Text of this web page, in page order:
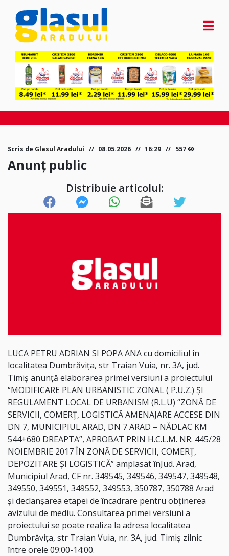
Scris de Glasul Aradului 08.05.2026 16:29 557
Anunț public
Distribuie articolul:
LUCA PETRU ADRIAN SI POPA ANAcu domiciliul în
localitatea Dumbrăvița, str Traian Vuia, nr. 3A, jud.
Timiș anunţă elaborarea primei versiuni a proiectului
“MODIFICARE PLAN URBANISTIC ZONAL ( P.U.Z.) ȘI
REGULAMENT LOCAL DE URBANISM (R.L.U) “ZONĂ DE
SERVICII, COMERȚ, LOGISTICĂ AMENAJARE ACCESE DIN
DN 7, MUNICIPIUL ARAD, DN 7 ARAD – NĂDLAC KM
544+680 DREAPTA”, APROBAT PRIN H.C.L.M. NR. 445/28
NOIEMBRIE 2017 ÎN ZONĂ DE SERVICII, COMERȚ,
DEPOZITARE ȘI LOGISTICĂ”amplasat înJud. Arad,
Municipiul Arad, CF nr. 349545, 349546, 349547, 349548,
349550, 349551, 349552, 349553, 350787, 350788 Arad
şi declanşarea etapei de încadrare pentru obţinerea
avizului de mediu. Consultarea primei versiuni a
proiectului se poate realiza la adresa localitatea
Dumbrăvița, str Traian Vuia, nr. 3A, jud. Timiș zilnic
între orele 09:00-14:00.